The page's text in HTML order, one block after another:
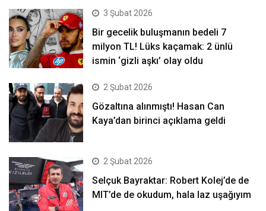
3 Şubat 2026
Bir gecelik buluşmanın bedeli 7
milyon TL! Lüks kaçamak: 2 ünlü
ismin ‘gizli aşkı’ olay oldu
2 Şubat 2026
Gözaltına alınmıştı! Hasan Can
Kaya’dan birinci açıklama geldi
2 Şubat 2026
Selçuk Bayraktar: Robert Kolej’de de
MIT’de de okudum, hala laz uşağıyım